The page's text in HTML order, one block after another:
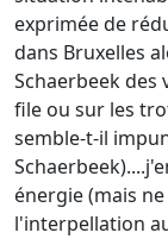
exprimée de
dans Bruxelles
Schaerbeek
file ou sur les
semble-t-il
énergie (mais
l'interpellation